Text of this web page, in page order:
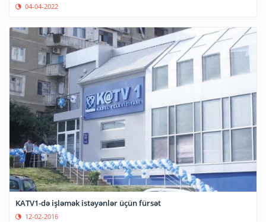
04-04-2022
KATV1-də işləmək istəyənlər üçün fürsət
12-02-2016